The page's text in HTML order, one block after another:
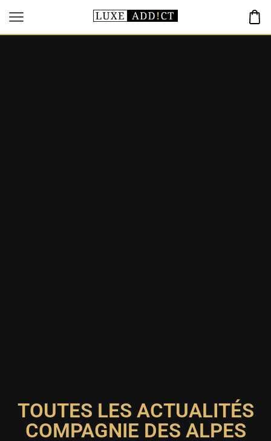
TOUTES LES ACTUALITÉS
COMPAGNIE DES ALPES